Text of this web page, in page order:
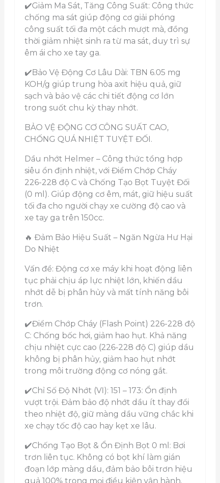
✔️Giảm Ma Sát, Tăng Công Suất: Công thức
chống ma sát giúp động cơ giải phóng
công suất tối đa một cách mượt mà, đồng
thời giảm nhiệt sinh ra từ ma sát, duy trì sự
êm ái cho xe tay ga.
✔️Bảo Vệ Động Cơ Lâu Dài: TBN 6.05 mg
KOH/g giúp trung hòa axit hiệu quả, giữ
sạch và bảo vệ các chi tiết động cơ lớn
trong suốt chu kỳ thay nhớt.
BẢO VỆ ĐỘNG CƠ CÔNG SUẤT CAO,
CHỐNG QUÁ NHIỆT TUYỆT ĐỐI.
Dầu nhớt Helmer – Công thức tổng hợp
siêu ổn định nhiệt, với Điểm Chớp Cháy
226-228 độ C và Chống Tạo Bọt Tuyệt Đối
(0 ml). Giúp động cơ êm, mát, giữ hiệu suất
tối đa cho người chạy xe cường độ cao và
xe tay ga trên 150cc.
🔥 Đảm Bảo Hiệu Suất – Ngăn Ngừa Hư Hại
Do Nhiệt
Vấn đề: Động cơ xe máy khi hoạt động liên
tục phải chịu áp lực nhiệt lớn, khiến dầu
nhớt dễ bị phân hủy và mất tính năng bôi
trơn.
✔️Điểm Chớp Cháy (Flash Point) 226-228 độ
C: Chống bốc hơi, giảm hao hụt. Khả năng
chịu nhiệt cực cao (226-228 độ C) giúp dầu
không bị phân hủy, giảm hao hụt nhớt
trong môi trường động cơ nóng gắt.
✔️Chỉ Số Độ Nhớt (VI): 151 – 173: Ổn định
vượt trội. Đảm bảo độ nhớt dầu ít thay đổi
theo nhiệt độ, giữ màng dầu vững chắc khi
xe chạy tốc độ cao hay kẹt xe lâu.
✔️Chống Tạo Bọt & Ổn Định Bọt 0 ml: Bơi
trơn liên tục. Không có bọt khí làm gián
đoạn lớp màng dầu, đảm bảo bôi trơn hiệu
quả 100% trong mọi điều kiện vận hành.